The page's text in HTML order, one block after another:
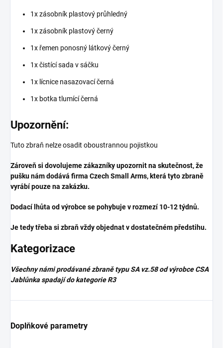
1x zásobník plastový průhledný
1x zásobník plastový černý
1x řemen ponosný látkový černý
1x čistící sada v sáčku
1x lícnice nasazovací černá
1x botka tlumící černá
Upozornění:
Tuto zbraň nelze osadit oboustrannou pojistkou
Zároveň si dovolujeme zákazníky upozornit na skutečnost, že
pušku nám dodává firma Czech Small Arms, která tyto zbraně
vyrábí pouze na zakázku.
Dodací lhůta od výrobce se pohybuje v rozmezí 10-12 týdnů.
Je tedy třeba si zbraň vždy objednat v dostatečném předstihu.
Kategorizace
Všechny námi prodávané zbraně typu SA vz.58 od výrobce CSA
Jablůnka spadají do kategorie R3
Doplňkové parametry